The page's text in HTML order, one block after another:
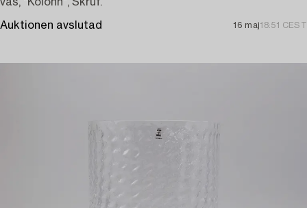
Auktionen avslutad 16 maj18:51 CEST